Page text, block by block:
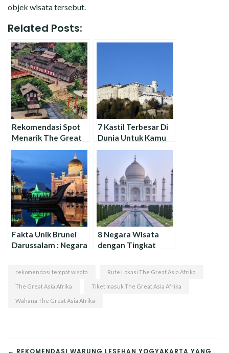
objek wisata tersebut.
Related Posts:
Rekomendasi Spot
Menarik The Great
Asia Africa Lembang
7 Kastil Terbesar Di
Dunia Untuk Kamu
Jelajahi
Fakta Unik Brunei
Darussalam : Negara
8 Negara Wisata
dengan Tingkat
rekomendasi tempat wisata Rute Lokasi The Great Asia Afrika
The Great Asia Afrika Tiket masuk The Great Asia Afrika
Wahana The Great Asia Afrika